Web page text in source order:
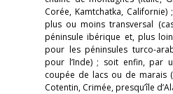
Corée, Kamtchatka,
plus ou moins transversal
péninsule ibérique et, plus
pour les péninsules turco-
pour l’Inde) ; soit enfin, par
coupée de lacs ou de marais
Cotentin, Crimée, presqu’île